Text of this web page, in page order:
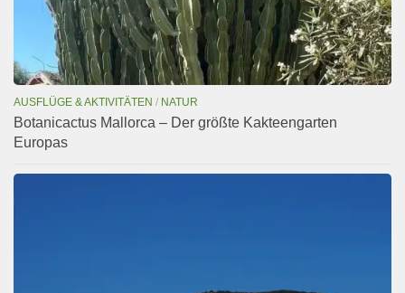
AUSFLÜGE & AKTIVITÄTEN / NATUR
Botanicactus Mallorca – Der größte Kakteengarten
Europas